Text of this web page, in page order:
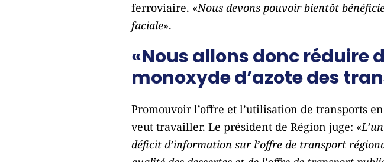
ferroviaire. «Nous devons pouvoir bientôt
faciale».
«Nous allons donc réduire
monoxyde d’azote des
Promouvoir l’offre et l’utilisation de transports
veut travailler. Le président de Région juge: «
déficit d’information sur l’offre de transport